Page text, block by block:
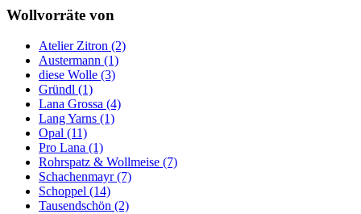
Wollvorräte von
Atelier Zitron (2)
Austermann (1)
diese Wolle (3)
Gründl (1)
Lana Grossa (4)
Lang Yarns (1)
Opal (11)
Pro Lana (1)
Rohrspatz & Wollmeise (7)
Schachenmayr (7)
Schoppel (14)
Tausendschön (2)